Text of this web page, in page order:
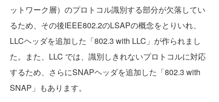
ットワーク層）のプロトコル識別する部分が欠落してい
るため、その後IEEE802.2のLSAPの概念をとりいれ、
LLCヘッダを追加した「802.3 with LLC」が作られまし
た。また、LLC では、識別しきれないプロトコルに対応
するため、さらにSNAPヘッダを追加した「802.3 with
SNAP」もあります。